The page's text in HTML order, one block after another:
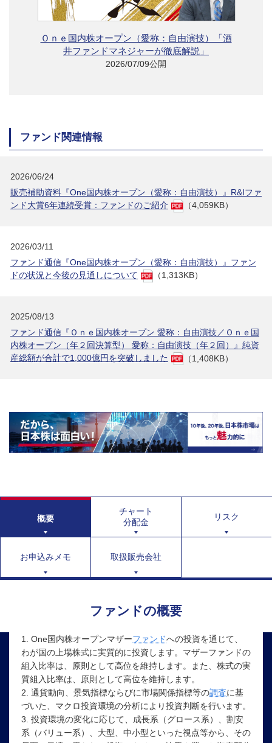
Ｏｎｅ国内株オープン（愛称：自由演技）「酒
井ファンドマネジャーが徹底解説」
2026/07/09公開
ファンド関連情報
2026/06/24
販売補助資料『One国内株オープン（愛称：自由演技）』R&Iファ
ンド大賞6年連続受賞：ファンドのご紹介
（4,059KB）
2026/03/11
ファンド通信『One国内株オープン（愛称：自由演技）』ファン
ドの状況と今後の見通しについて
（1,313KB）
2025/08/13
ファンド通信『Ｏｎｅ国内株オープン 愛称：自由演技／Ｏｎｅ国
内株オープン（年２回決算型） 愛称：自由演技（年２回）』純資
産総額が合計で1,000億円を突破しました
（1,408KB）
概要
チャート
分配金
リスク
お申込みメモ 取扱販売会社
ファンドの概要
1. One国内株オープンマザーファンドへの投資を通じて、
わが国の上場株式に実質的に投資します。マザーファンドの
組入比率は、原則として高位を維持します。また、株式の実
質組入比率は、原則として高位を維持します。
2. 通貨動向、景気指標ならびに市場関係指標等の調査に基
づいた、マクロ投資環境の分析により投資判断を行います。
3. 投資環境の変化に応じて、成長系（グロース系）、割安
系（バリュー系）、大型、中小型といった視点等から、その